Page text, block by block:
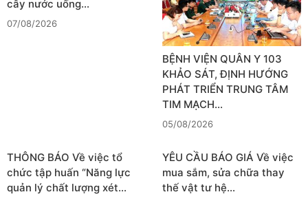
cây nước uống…
07/08/2026
BỆNH VIỆN QUÂN Y 103
KHẢO SÁT, ĐỊNH HƯỚNG
PHÁT TRIỂN TRUNG TÂM
TIM MẠCH…
05/08/2026
THÔNG BÁO Về việc tổ
chức tập huấn “Năng lực
quản lý chất lượng xét…
YÊU CẦU BÁO GIÁ Về việc
mua sắm, sửa chữa thay
thế vật tư hệ…